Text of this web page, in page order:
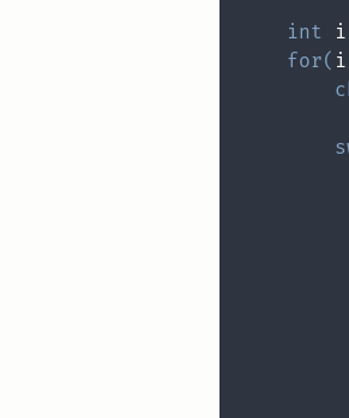
int i
for( i